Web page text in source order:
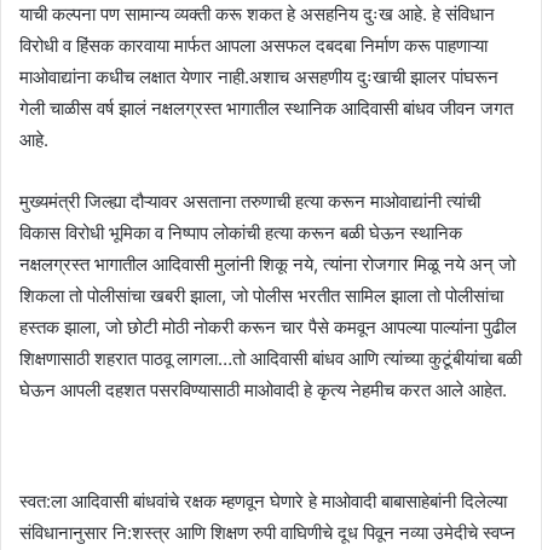
याची कल्पना पण सामान्य व्यक्ती करू शकत हे असहनिय दुःख आहे. हे संविधान
विरोधी व हिंसक कारवाया मार्फत आपला असफल दबदबा निर्माण करू पाहणाऱ्या
माओवाद्यांना कधीच लक्षात येणार नाही.अशाच असहणीय दुःखाची झालर पांघरून
गेली चाळीस वर्ष झालं नक्षलग्रस्त भागातील स्थानिक आदिवासी बांधव जीवन जगत
आहे.
मुख्यमंत्री जिल्ह्या दौऱ्यावर असताना तरुणाची हत्या करून माओवाद्यांनी त्यांची
विकास विरोधी भूमिका व निष्पाप लोकांची हत्या करून बळी घेऊन स्थानिक
नक्षलग्रस्त भागातील आदिवासी मुलांनी शिकू नये, त्यांना रोजगार मिळू नये अन् जो
शिकला तो पोलीसांचा खबरी झाला, जो पोलीस भरतीत सामिल झाला तो पोलीसांचा
हस्तक झाला, जो छोटी मोठी नोकरी करून चार पैसे कमवून आपल्या पाल्यांना पुढील
शिक्षणासाठी शहरात पाठवू लागला…तो आदिवासी बांधव आणि त्यांच्या कुटूंबीयांचा बळी
घेऊन आपली दहशत पसरविण्यासाठी माओवादी हे कृत्य नेहमीच करत आले आहेत.
स्वत:ला आदिवासी बांधवांचे रक्षक म्हणवून घेणारे हे माओवादी बाबासाहेबांनी दिलेल्या
संविधानानुसार नि:शस्त्र आणि शिक्षण रुपी वाघिणीचे दूध पिवून नव्या उमेदीचे स्वप्न